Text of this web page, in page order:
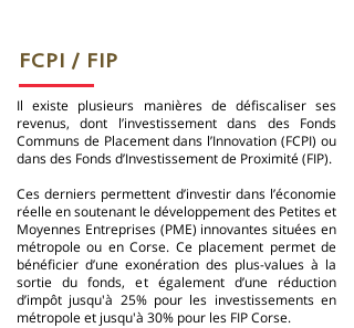
FCPI / FIP
Il existe plusieurs manières de défiscaliser ses
revenus, dont l’investissement dans des Fonds
Communs de Placement dans l’Innovation (FCPI) ou
dans des Fonds d’Investissement de Proximité (FIP).​
Ces derniers permettent d’investir dans l’économie
réelle en soutenant le développement des Petites et
Moyennes Entreprises (PME) innovantes situées en
métropole ou en Corse. Ce placement permet de
bénéficier d’une exonération des plus-values à la
sortie du fonds, et également d’une réduction
d’impôt jusqu'à 25% pour les investissements en
métropole et jusqu'à 30% pour les FIP Corse.​